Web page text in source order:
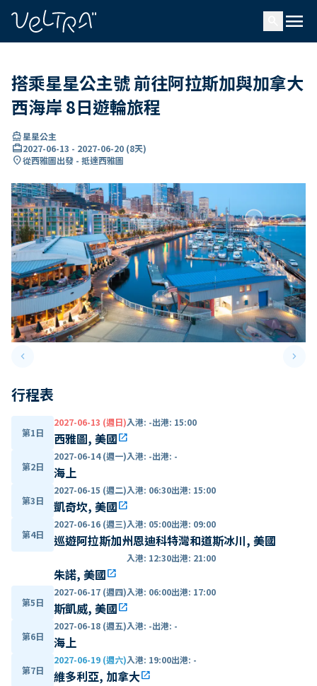
menu
搭乘星星公主號 前往阿拉斯加與加拿大
西海岸 8日遊輪旅程
directions_boat星星公主
card_travel2027-06-13 - 2027-06-20 (8天)
location_on從西雅圖出發 - 抵達西雅圖
keyboard_arrow_leftPrevious slide keyboard_arrow_right
行程表
第1日
2027-06-13 (週日)入港: -出港: 15:00
西雅圖, 美國open_in_new
第2日
2027-06-14 (週一)入港: -出港: -
海上
第3日
2027-06-15 (週二)入港: 06:30出港: 15:00
凱奇坎, 美國open_in_new
第4日
2027-06-16 (週三)入港: 05:00出港: 09:00
巡遊阿拉斯加州恩迪科特灣和道斯冰川, 美國
入港: 12:30出港: 21:00
朱諾, 美國open_in_new
第5日
2027-06-17 (週四)入港: 06:00出港: 17:00
斯凱威, 美國open_in_new
第6日
2027-06-18 (週五)入港: -出港: -
海上
第7日
2027-06-19 (週六)入港: 19:00出港: -
維多利亞, 加拿大open_in_new